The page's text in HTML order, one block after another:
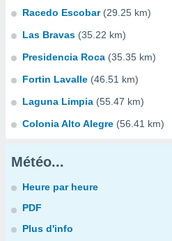
Racedo Escobar (29.25 km)
Las Bravas (35.22 km)
Presidencia Roca (35.35 km)
Fortin Lavalle (46.51 km)
Laguna Limpia (55.47 km)
Colonia Alto Alegre (56.41 km)
Météo...
Heure par heure
PDF
Plus d'info